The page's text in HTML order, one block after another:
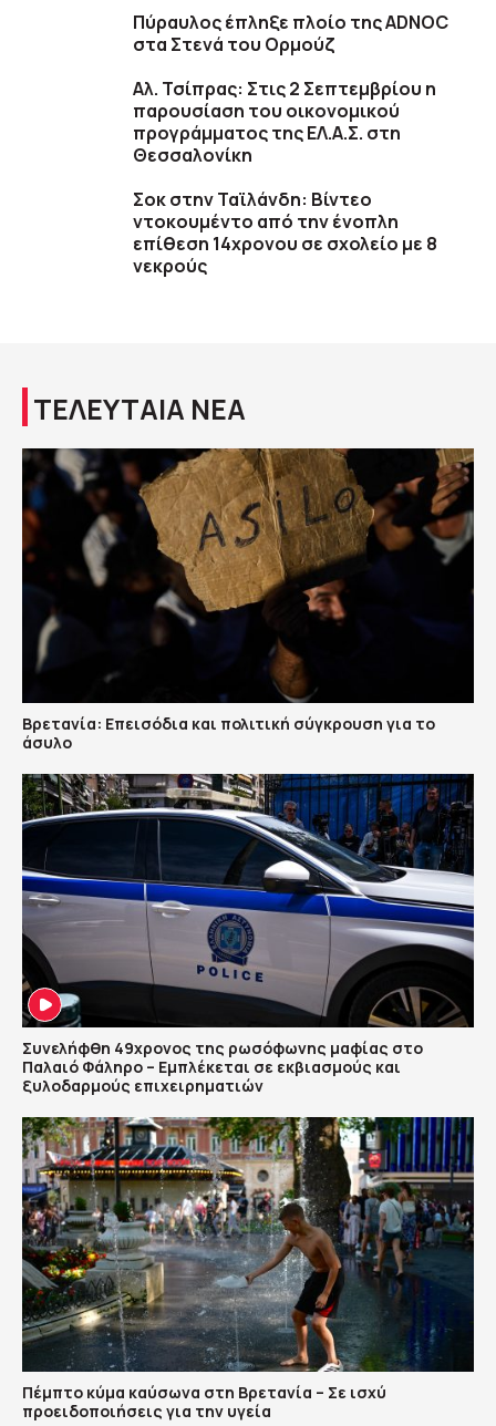
Πύραυλος έπληξε πλοίο της ADNOC
στα Στενά του Ορμούζ
Αλ. Τσίπρας: Στις 2 Σεπτεμβρίου η
παρουσίαση του οικονομικού
προγράμματος της ΕΛ.Α.Σ. στη
Θεσσαλονίκη
Σοκ στην Ταϊλάνδη: Βίντεο
ντοκουμέντο από την ένοπλη
επίθεση 14χρονου σε σχολείο με 8
νεκρούς
ΤΕΛΕΥΤΑΙΑ ΝΕΑ
Βρετανία: Επεισόδια και πολιτική σύγκρουση για το
άσυλο
Συνελήφθη 49χρονος της ρωσόφωνης μαφίας στο
Παλαιό Φάληρο – Εμπλέκεται σε εκβιασμούς και
ξυλοδαρμούς επιχειρηματιών
Πέμπτο κύμα καύσωνα στη Βρετανία – Σε ισχύ
προειδοποιήσεις για την υγεία